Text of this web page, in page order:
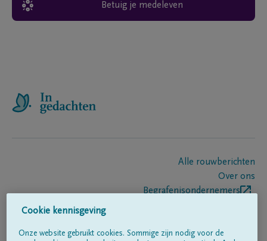
Betuig je medeleven
Alle rouwberichten
Over ons
Begrafenisondernemers
Cookie kennisgeving
Onze website gebruikt cookies. Sommige zijn nodig voor de